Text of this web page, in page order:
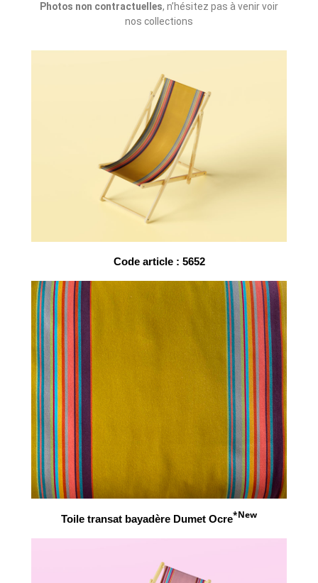
Photos non contractuelles, n’hésitez pas à venir voir
nos collections
Code article : 5652
Toile transat bayadère Dumet Ocre*New